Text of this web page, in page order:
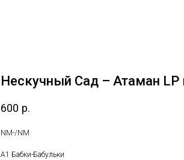
Нескучный Сад – Атаман LP
600 р.
NM-/NM
A1 Бабки-Бабульки